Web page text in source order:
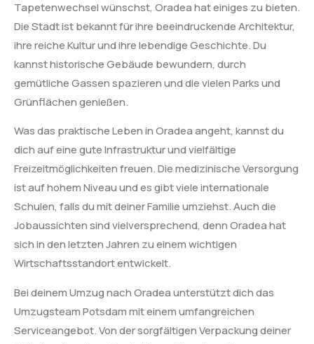
Tapetenwechsel wünschst, Oradea hat einiges zu bieten.
Die Stadt ist bekannt für ihre beeindruckende Architektur,
ihre reiche Kultur und ihre lebendige Geschichte. Du
kannst historische Gebäude bewundern, durch
gemütliche Gassen spazieren und die vielen Parks und
Grünflächen genießen.
Was das praktische Leben in Oradea angeht, kannst du
dich auf eine gute Infrastruktur und vielfältige
Freizeitmöglichkeiten freuen. Die medizinische Versorgung
ist auf hohem Niveau und es gibt viele internationale
Schulen, falls du mit deiner Familie umziehst. Auch die
Jobaussichten sind vielversprechend, denn Oradea hat
sich in den letzten Jahren zu einem wichtigen
Wirtschaftsstandort entwickelt.
Bei deinem Umzug nach Oradea unterstützt dich das
Umzugsteam Potsdam mit einem umfangreichen
Serviceangebot. Von der sorgfältigen Verpackung deiner